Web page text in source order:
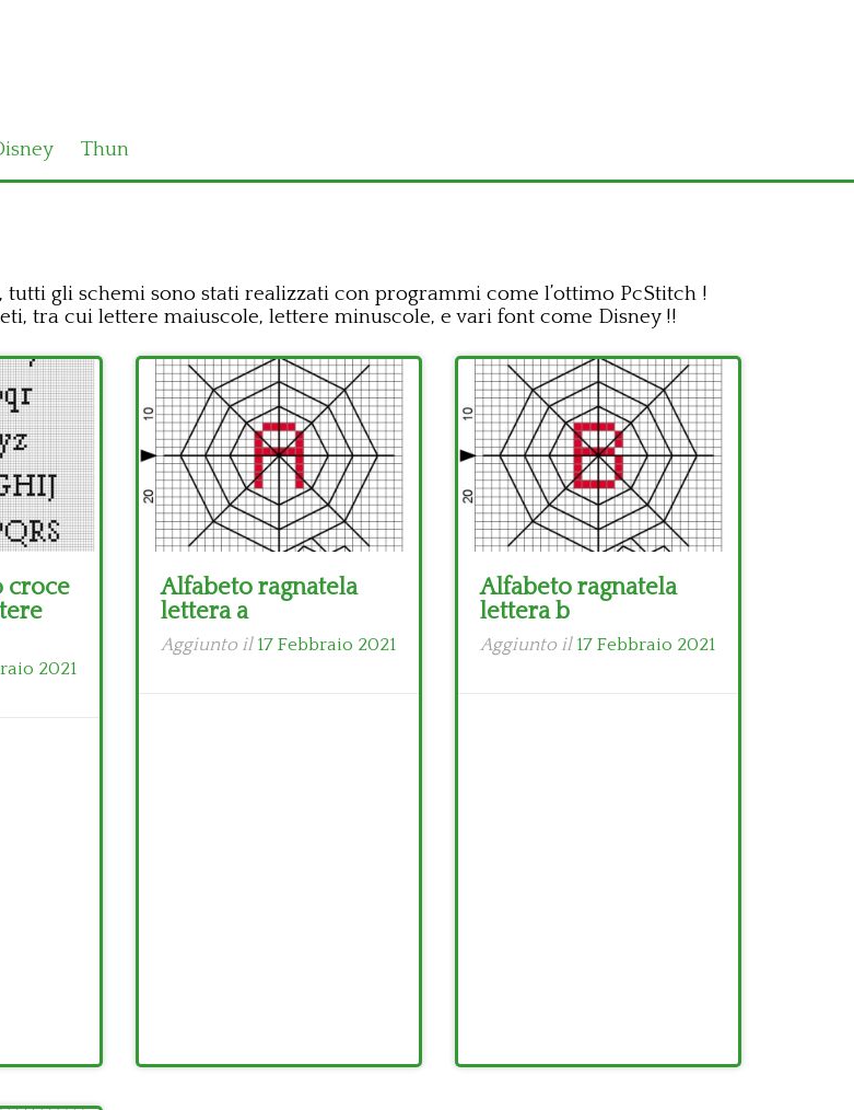
Thun
gli schemi sono stati realizzati con programmi come l’ottimo PcStitch !
tra cui lettere maiuscole, lettere minuscole, e vari font come Disney !!
croce
2021
Alfabeto ragnatela
lettera a
Aggiunto il 17 Febbraio 2021
Alfabeto ragnatela
lettera b
Aggiunto il 17 Febbraio 2021